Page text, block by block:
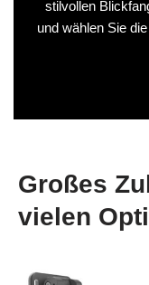
stilvollen
und wählen Sie
Großes
vielen